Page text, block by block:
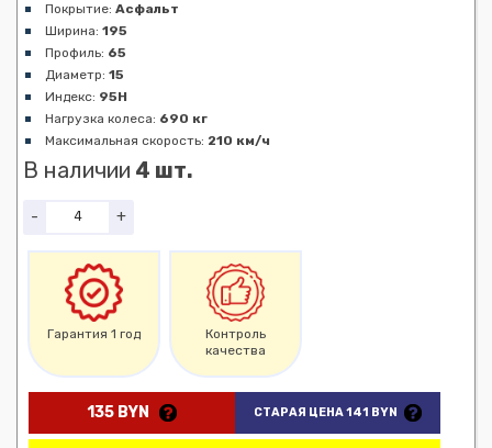
Покрытие: Асфальт
Ширина: 195
Профиль: 65
Диаметр: 15
Индекс: 95H
Нагрузка колеса: 690 кг
Максимальная скорость: 210 км/ч
В наличии 4 шт.
- +
Гарантия 1 год
Контроль
качества
135 BYN СТАРАЯ ЦЕНА 141 BYN